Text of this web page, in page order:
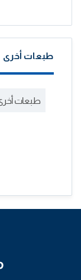
طبعات أخرى
طبعات